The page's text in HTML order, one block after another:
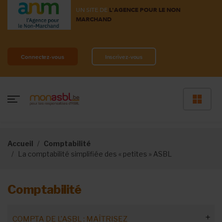
UN SITE DE L'AGENCE POUR LE NON
MARCHAND
Connectez-vous Inscrivez-vous
Accueil
Comptabilité
La comptabilité simplifiée des « petites » ASBL
Comptabilité
COMPTA DE L'ASBL : MAÎTRISEZ